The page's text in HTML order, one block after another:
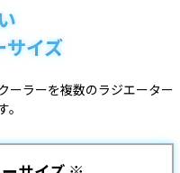
サイズ
ーラーを複数のラジエーター